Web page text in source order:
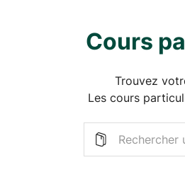
Cours
Trouvez
Les cours